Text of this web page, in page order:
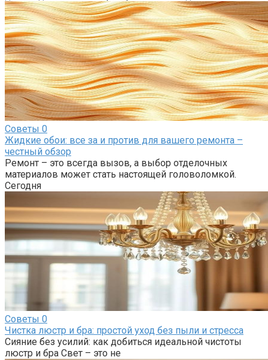
Советы 0
Жидкие обои: все за и против для вашего ремонта –
честный обзор
Ремонт – это всегда вызов, а выбор отделочных
материалов может стать настоящей головоломкой.
Сегодня
Советы 0
Чистка люстр и бра: простой уход без пыли и стресса
Сияние без усилий: как добиться идеальной чистоты
люстр и бра Свет – это не